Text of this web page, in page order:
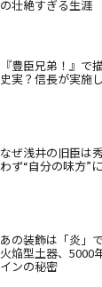
の壮絶すぎる生涯
『豊臣兄弟！』で
史実？信長が実施
なぜ浅井の旧臣は
わず“自分の味方”
あの装飾は「炎」
火焔型土器、5000
インの秘密